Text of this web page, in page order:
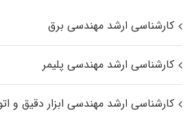
کارشناسی ارشد مهندسی برق
کارشناسی ارشد مهندسی پلیمر
کارشناسی ارشد مهندسی ابزار دقیق و